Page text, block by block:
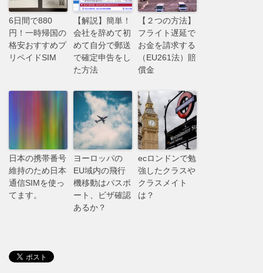
6日間で880
円！一時帰国の
格安おすすめプ
リペイドSIM
【解説】簡単！
会社を辞めて初
めて自分で郵送
で確定申告をし
た方法
【２つの方法】
フライト遅延で
お金を請求する
（EU261法）賠
償金
日本の携帯番号
維持のため日本
通信SIMを使っ
てます。
ヨーロッパの
EU域内の飛行
機移動はパスポ
ート、ビザ確認
あるか？
ecロンドンで勉
強したクラスや
クラスメイト
は？